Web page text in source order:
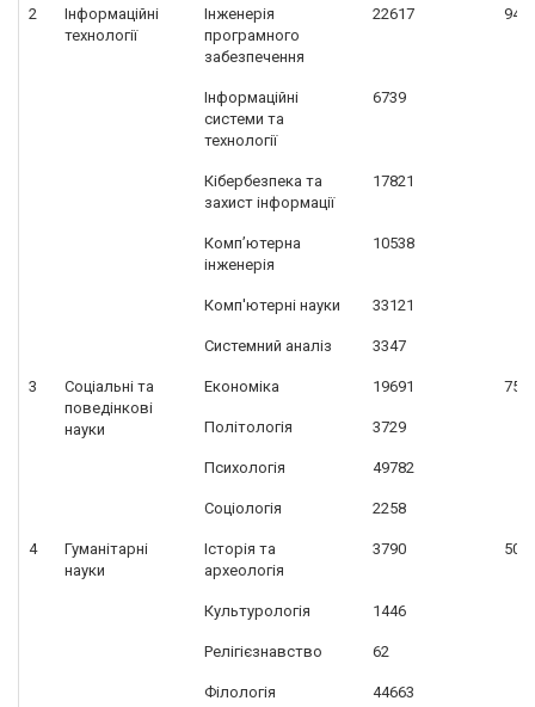
2
Інформаційні
технології
Інженерія
програмного
забезпечення
22617
Інформаційні
системи та
технології
6739
Кібербезпека та
захист інформації
17821
Комп’ютерна
інженерія
10538
Комп'ютерні науки 33121
Системний аналіз 3347
3
Соціальні та
поведінкові
науки
Економіка 19691
Політологія 3729
Психологія 49782
Соціологія 2258
4
Гуманітарні
науки
Історія та
археологія
3790
Культурологія 1446
Релігієзнавство 62
Філологія 44663